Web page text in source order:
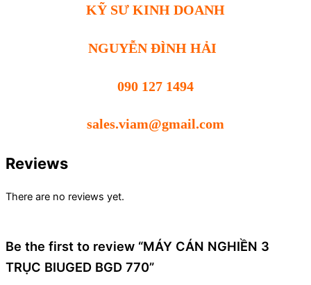
KỸ SƯ KINH DOANH
NGUYỄN ĐÌNH HẢI
090 127 1494
sales.viam@gmail.com
Reviews
There are no reviews yet.
Be the first to review “MÁY CÁN NGHIỀN 3
TRỤC BIUGED BGD 770”